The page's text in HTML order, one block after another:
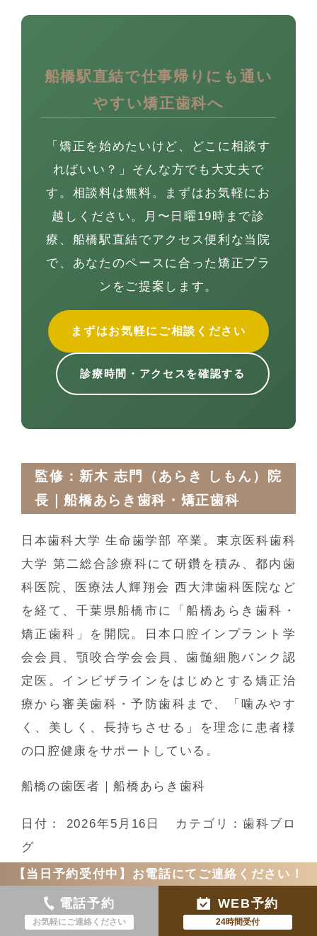
【当日予約受付中】お電話にてご連絡ください！
電話予約
お気軽にご連絡ください
WEB予約
24時間受付
船橋駅直結で仕事帰りにも通い
やすい矯正歯科へ
「矯正を始めたいけど、どこに相談す
ればいい？」そんな方でも大丈夫で
す。相談料は無料。まずはお気軽にお
越しください。月〜日曜19時まで診
療、船橋駅直結でアクセス便利な当院
で、あなたのペースに合った矯正プラ
ンをご提案します。
まずはお気軽にご相談ください
診療時間・アクセスを確認する
監修：新木 志門（あらき しもん）院
長｜船橋あらき歯科・矯正歯科
日本歯科大学 生命歯学部 卒業。東京医科歯科
大学 第二総合診療科にて研鑽を積み、都内歯
科医院、医療法人輝翔会 西大津歯科医院など
を経て、千葉県船橋市に「船橋あらき歯科・
矯正歯科」を開院。日本口腔インプラント学
会会員、顎咬合学会会員、歯髄細胞バンク認
定医。インビザラインをはじめとする矯正治
療から審美歯科・予防歯科まで、「噛みやす
く、美しく、長持ちさせる」を理念に患者様
の口腔健康をサポートしている。
船橋の歯医者｜船橋あらき歯科
日付： 2026年5月16日 カテゴリ： 歯科ブロ
グ
<< 審美歯科と噛み合わせを両立できる歯科医
の選び方｜船橋あらき歯科・矯正歯科|船橋
インビザライン・子供の小児矯正との違いと